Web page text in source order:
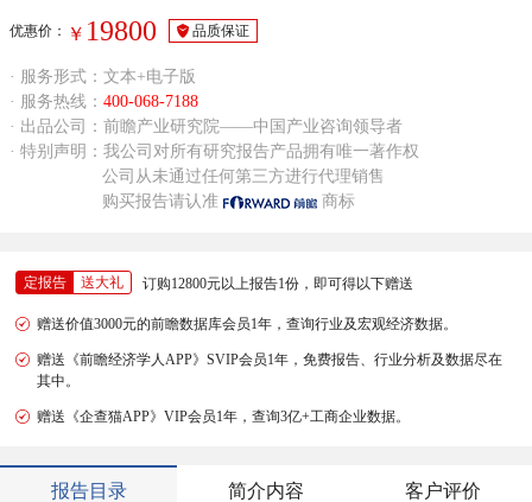
优惠价： ￥ 19800 品质保证
· 服务形式：文本+电子版
· 服务热线： 400-068-7188
· 出品公司：前瞻产业研究院——中国产业咨询领导者
· 特别声明：我公司对所有研究报告产品拥有唯一著作权
公司从未通过任何第三方进行代理销售
购买报告请认准
商标
定报告 送大礼 订购12800元以上报告1份，即可得以下赠送
赠送价值3000元的前瞻数据库会员1年，查询行业及宏观经济数据。
赠送《前瞻经济学人APP》SVIP会员1年，免费报告、行业分析及数据尽在
其中。
赠送《企查猫APP》VIP会员1年，查询3亿+工商企业数据。
报告目录 简介内容 客户评价